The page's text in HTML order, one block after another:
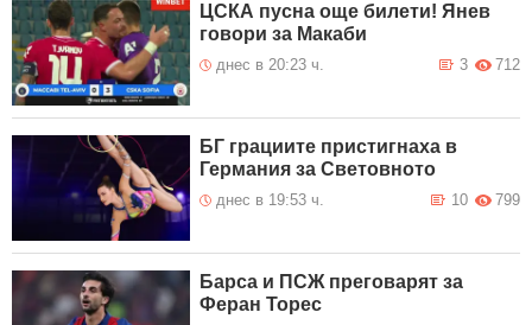
ЦСКА пусна още билети! Янев
говори за Макаби
днес в 20:23 ч. 712
3
БГ грациите пристигнаха в
Германия за Световното
днес в 19:53 ч. 799
10
Барса и ПСЖ преговарят за
Феран Торес